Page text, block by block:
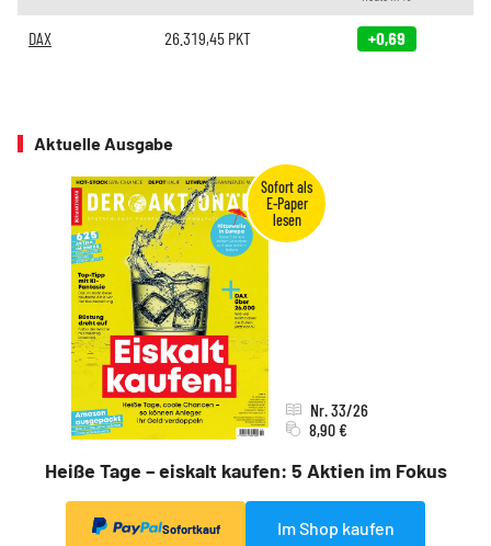
DAX 26.319,45 PKT +0,69
Aktuelle Ausgabe
Heiße Tage – eiskalt kaufen: 5 Aktien im Fokus
Nr. 33/26
8,90 €
Sofortkauf Im Shop kaufen